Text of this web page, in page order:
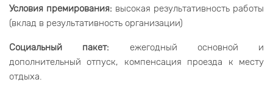
Условия премирования: высокая результативность работы
(вклад в результативность организации)
Социальный пакет: ежегодный основной и
дополнительный отпуск, компенсация проезда к месту
отдыха.